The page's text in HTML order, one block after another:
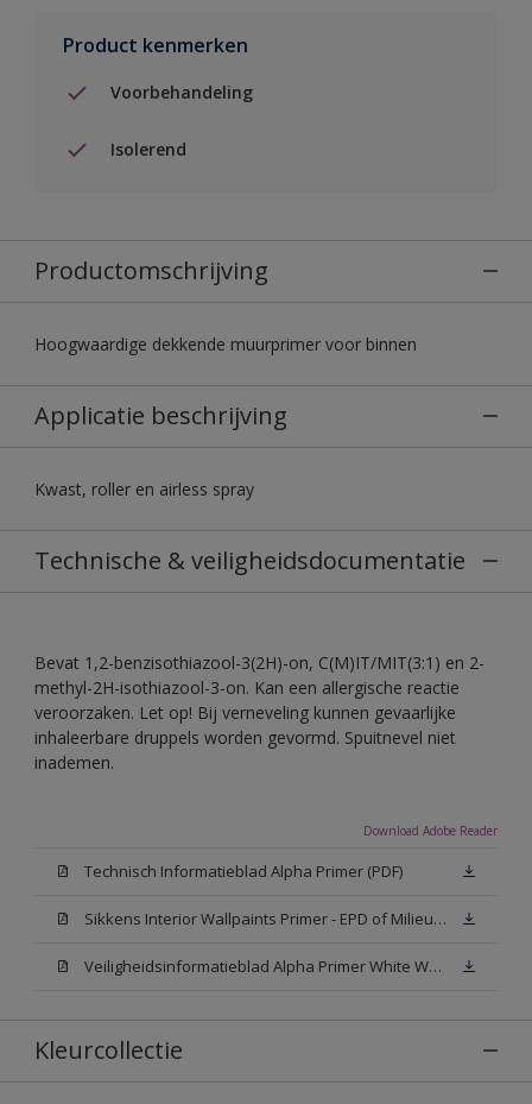
Product kenmerken
Voorbehandeling
Isolerend
Productomschrijving
Hoogwaardige dekkende muurprimer voor binnen
Applicatie beschrijving
Kwast, roller en airless spray
Technische & veiligheidsdocumentatie
Bevat 1,2-benzisothiazool-3(2H)-on, C(M)IT/MIT(3:1) en 2-
methyl-2H-isothiazool-3-on. Kan een allergische reactie
veroorzaken. Let op! Bij verneveling kunnen gevaarlijke
inhaleerbare druppels worden gevormd. Spuitnevel niet
inademen.
Download Adobe Reader
Technisch Informatieblad Alpha Primer (PDF)
Sikkens Interior Wallpaints Primer - EPD of Milieuproductverklaring
Veiligheidsinformatieblad Alpha Primer White W05 (MSDS)
Kleurcollectie